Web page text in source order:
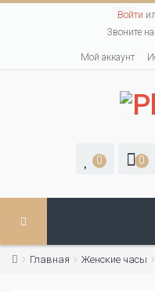
Войти
Звоните
Мой аккаунт
0 0
Главная Женские часы